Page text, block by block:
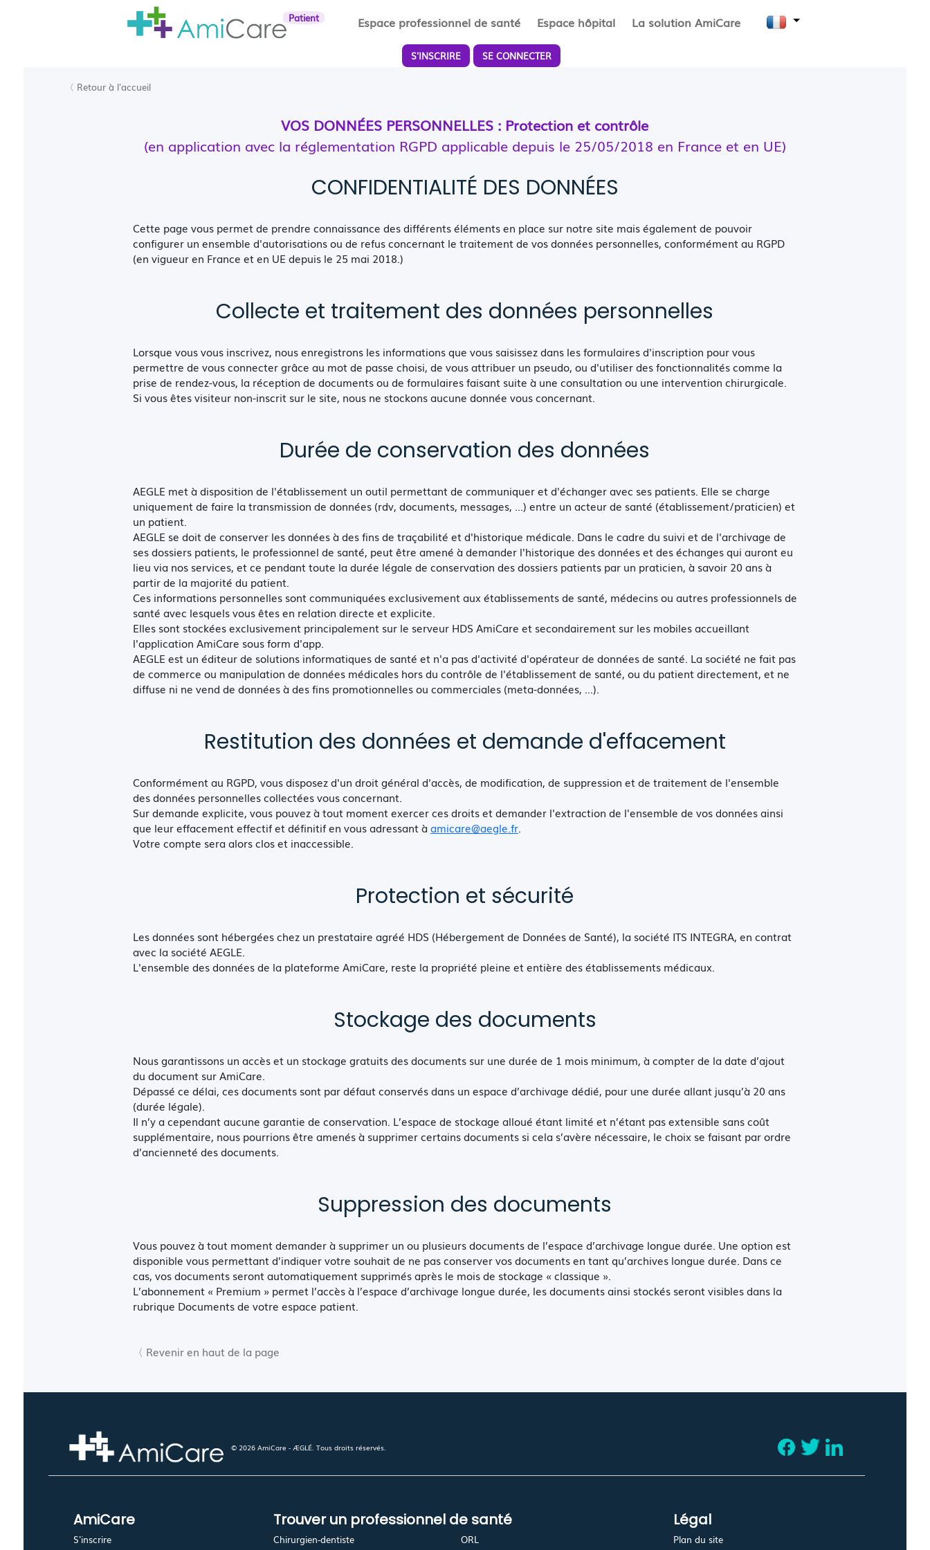
Patient Espace professionnel de santé Espace hôpital La solution AmiCare
S'INSCRIRE SE CONNECTER
〈 Retour à l'accueil
VOS DONNÉES PERSONNELLES : Protection et contrôle
(en application avec la réglementation RGPD applicable depuis le 25/05/2018 en France et en UE)
CONFIDENTIALITÉ DES DONNÉES
Cette page vous permet de prendre connaissance des différents éléments en place sur notre site mais également de pouvoir
configurer un ensemble d'autorisations ou de refus concernant le traitement de vos données personnelles, conformément au RGPD
(en vigueur en France et en UE depuis le 25 mai 2018.)
Collecte et traitement des données personnelles
Lorsque vous vous inscrivez, nous enregistrons les informations que vous saisissez dans les formulaires d'inscription pour vous
permettre de vous connecter grâce au mot de passe choisi, de vous attribuer un pseudo, ou d'utiliser des fonctionnalités comme la
prise de rendez-vous, la réception de documents ou de formulaires faisant suite à une consultation ou une intervention chirurgicale.
Si vous êtes visiteur non-inscrit sur le site, nous ne stockons aucune donnée vous concernant.
Durée de conservation des données
AEGLE met à disposition de l'établissement un outil permettant de communiquer et d'échanger avec ses patients. Elle se charge
uniquement de faire la transmission de données (rdv, documents, messages, ...) entre un acteur de santé (établissement/praticien) et
un patient.
AEGLE se doit de conserver les données à des fins de traçabilité et d'historique médicale. Dans le cadre du suivi et de l'archivage de
ses dossiers patients, le professionnel de santé, peut être amené à demander l'historique des données et des échanges qui auront eu
lieu via nos services, et ce pendant toute la durée légale de conservation des dossiers patients par un praticien, à savoir 20 ans à
partir de la majorité du patient.
Ces informations personnelles sont communiquées exclusivement aux établissements de santé, médecins ou autres professionnels de
santé avec lesquels vous êtes en relation directe et explicite.
Elles sont stockées exclusivement principalement sur le serveur HDS AmiCare et secondairement sur les mobiles accueillant
l'application AmiCare sous form d'app.
AEGLE est un éditeur de solutions informatiques de santé et n'a pas d'activité d'opérateur de données de santé. La société ne fait pas
de commerce ou manipulation de données médicales hors du contrôle de l'établissement de santé, ou du patient directement, et ne
diffuse ni ne vend de données à des fins promotionnelles ou commerciales (meta-données, ...).
Restitution des données et demande d'effacement
Conformément au RGPD, vous disposez d'un droit général d'accès, de modification, de suppression et de traitement de l'ensemble
des données personnelles collectées vous concernant.
Sur demande explicite, vous pouvez à tout moment exercer ces droits et demander l'extraction de l'ensemble de vos données ainsi
que leur effacement effectif et définitif en vous adressant à amicare@aegle.fr.
Votre compte sera alors clos et inaccessible.
Protection et sécurité
Les données sont hébergées chez un prestataire agréé HDS (Hébergement de Données de Santé), la société ITS INTEGRA, en contrat
avec la société AEGLE.
L'ensemble des données de la plateforme AmiCare, reste la propriété pleine et entière des établissements médicaux.
Stockage des documents
Nous garantissons un accès et un stockage gratuits des documents sur une durée de 1 mois minimum, à compter de la date d’ajout
du document sur AmiCare.
Dépassé ce délai, ces documents sont par défaut conservés dans un espace d’archivage dédié, pour une durée allant jusqu’à 20 ans
(durée légale).
Il n’y a cependant aucune garantie de conservation. L’espace de stockage alloué étant limité et n’étant pas extensible sans coût
supplémentaire, nous pourrions être amenés à supprimer certains documents si cela s’avère nécessaire, le choix se faisant par ordre
d’ancienneté des documents.
Suppression des documents
Vous pouvez à tout moment demander à supprimer un ou plusieurs documents de l’espace d’archivage longue durée. Une option est
disponible vous permettant d’indiquer votre souhait de ne pas conserver vos documents en tant qu’archives longue durée. Dans ce
cas, vos documents seront automatiquement supprimés après le mois de stockage « classique ».
L’abonnement « Premium » permet l’accès à l’espace d’archivage longue durée, les documents ainsi stockés seront visibles dans la
rubrique Documents de votre espace patient.
〈 Revenir en haut de la page
© 2026 AmiCare - ÆGLÉ. Tous droits réservés.
AmiCare
S'inscrire
Trouver un professionnel de santé
Chirurgien-dentiste
ORL
Légal
Plan du site